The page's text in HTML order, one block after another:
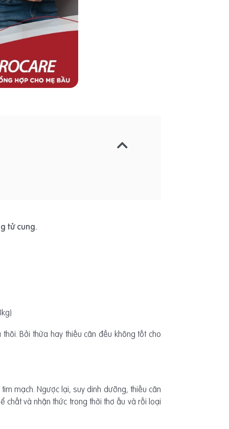
tử cung.
Bởi thừa hay thiếu cân đều không tốt cho
mạch. Ngược lại, suy dinh dưỡng, thiếu cân
chất và nhận thức trong thời thơ ấu và rối loại